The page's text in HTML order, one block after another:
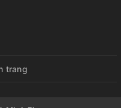
trang